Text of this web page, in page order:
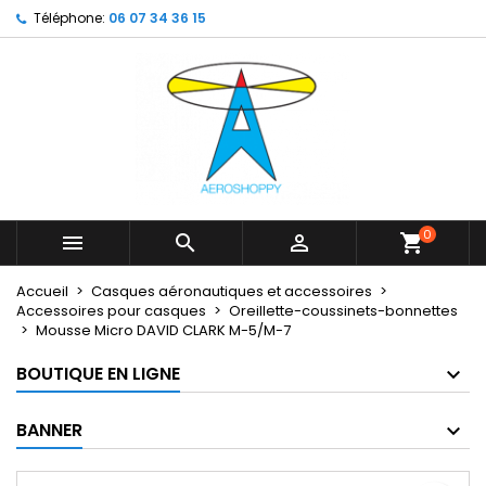
Téléphone: 06 07 34 36 15
   shopping_cart0
Accueil
Casques aéronautiques et accessoires
Accessoires pour casques
Oreillette-coussinets-bonnettes
Mousse Micro DAVID CLARK M-5/M-7
BOUTIQUE EN LIGNE
BANNER
My wishlists ×
Create new list
Créer une liste d'envies ×
Nom de la liste d'envies
Connexion ×
Vous devez être connecté pour ajouter des produits
Annuler